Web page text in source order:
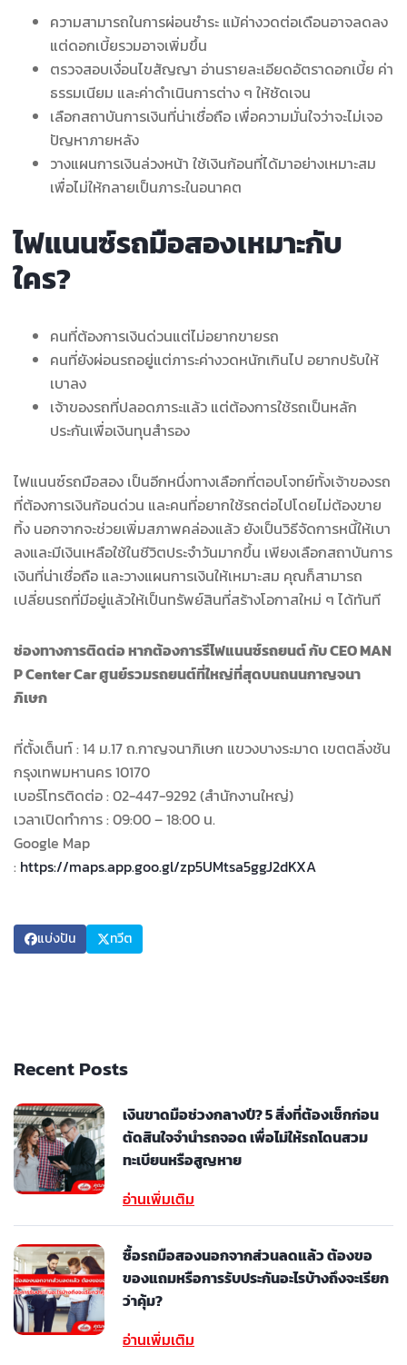
ความสามารถในการผ่อนชำระ แม้ค่างวดต่อเดือนอาจลดลง
แต่ดอกเบี้ยรวมอาจเพิ่มขึ้น
ตรวจสอบเงื่อนไขสัญญา อ่านรายละเอียดอัตราดอกเบี้ย ค่า
ธรรมเนียม และค่าดำเนินการต่าง ๆ ให้ชัดเจน
เลือกสถาบันการเงินที่น่าเชื่อถือ เพื่อความมั่นใจว่าจะไม่เจอ
ปัญหาภายหลัง
วางแผนการเงินล่วงหน้า ใช้เงินก้อนที่ได้มาอย่างเหมาะสม
เพื่อไม่ให้กลายเป็นภาระในอนาคต
ไฟแนนซ์รถมือสองเหมาะกับ
ใคร?
คนที่ต้องการเงินด่วนแต่ไม่อยากขายรถ
คนที่ยังผ่อนรถอยู่แต่ภาระค่างวดหนักเกินไป อยากปรับให้
เบาลง
เจ้าของรถที่ปลอดภาระแล้ว แต่ต้องการใช้รถเป็นหลัก
ประกันเพื่อเงินทุนสำรอง
ไฟแนนซ์รถมือสอง เป็นอีกหนึ่งทางเลือกที่ตอบโจทย์ทั้งเจ้าของรถ
ที่ต้องการเงินก้อนด่วน และคนที่อยากใช้รถต่อไปโดยไม่ต้องขาย
ทิ้ง นอกจากจะช่วยเพิ่มสภาพคล่องแล้ว ยังเป็นวิธีจัดการหนี้ให้เบา
ลงและมีเงินเหลือใช้ในชีวิตประจำวันมากขึ้น เพียงเลือกสถาบันการ
เงินที่น่าเชื่อถือ และวางแผนการเงินให้เหมาะสม คุณก็สามารถ
เปลี่ยนรถที่มีอยู่แล้วให้เป็นทรัพย์สินที่สร้างโอกาสใหม่ ๆ ได้ทันที
ช่องทางการติดต่อ หากต้องการรีไฟแนนซ์รถยนต์ กับ CEO MAN
P Center Car ศูนย์รวมรถยนต์ที่ใหญ่ที่สุดบนถนนกาญจนา
ภิเษก
ที่ตั้งเต็นท์ : 14 ม.17 ถ.กาญจนาภิเษก แขวงบางระมาด เขตตลิ่งชัน
กรุงเทพมหานคร 10170
เบอร์โทรติดต่อ : 02-447-9292 (สำนักงานใหญ่)
เวลาเปิดทำการ : 09:00 – 18:00 น.
Google Map
: https://maps.app.goo.gl/zp5UMtsa5ggJ2dKXA
แบ่งปัน ทวีต
Recent Posts
เงินขาดมือช่วงกลางปี? 5 สิ่งที่ต้องเช็กก่อน
ตัดสินใจจำนำรถจอด เพื่อไม่ให้รถโดนสวม
ทะเบียนหรือสูญหาย
อ่านเพิ่มเติม
ซื้อรถมือสองนอกจากส่วนลดแล้ว ต้องขอ
ของแถมหรือการรับประกันอะไรบ้างถึงจะเรียก
ว่าคุ้ม?
อ่านเพิ่มเติม